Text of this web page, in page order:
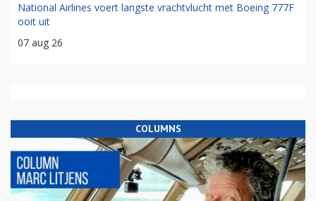
National Airlines voert langste vrachtvlucht met Boeing 777F
ooit uit
07 aug 26
COLUMNS